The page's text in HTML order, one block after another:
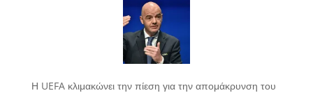
Η UEFA κλιμακώνει την πίεση για την απομάκρυνση του